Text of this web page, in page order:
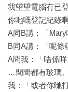
我望望電腦冇已
你哋嘅登記紀錄啊
A同B講：「Mary
B同A講：「呢條
A問我：「唔係咩
…間間都有玻璃。
我：「或者你哋